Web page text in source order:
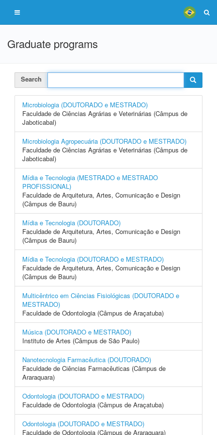
Graduate programs
Search
Microbiologia (DOUTORADO e MESTRADO)
Faculdade de Ciências Agrárias e Veterinárias (Câmpus de
Jaboticabal)
Microbiologia Agropecuária (DOUTORADO e MESTRADO)
Faculdade de Ciências Agrárias e Veterinárias (Câmpus de
Jaboticabal)
Mídia e Tecnologia (MESTRADO e MESTRADO
PROFISSIONAL)
Faculdade de Arquitetura, Artes, Comunicação e Design
(Câmpus de Bauru)
Mídia e Tecnologia (DOUTORADO)
Faculdade de Arquitetura, Artes, Comunicação e Design
(Câmpus de Bauru)
Mídia e Tecnologia (DOUTORADO e MESTRADO)
Faculdade de Arquitetura, Artes, Comunicação e Design
(Câmpus de Bauru)
Multicêntrico em Ciências Fisiológicas (DOUTORADO e
MESTRADO)
Faculdade de Odontologia (Câmpus de Araçatuba)
Música (DOUTORADO e MESTRADO)
Instituto de Artes (Câmpus de São Paulo)
Nanotecnologia Farmacêutica (DOUTORADO)
Faculdade de Ciências Farmacêuticas (Câmpus de
Araraquara)
Odontologia (DOUTORADO e MESTRADO)
Faculdade de Odontologia (Câmpus de Araçatuba)
Odontologia (DOUTORADO e MESTRADO)
Faculdade de Odontologia (Câmpus de Araraquara)